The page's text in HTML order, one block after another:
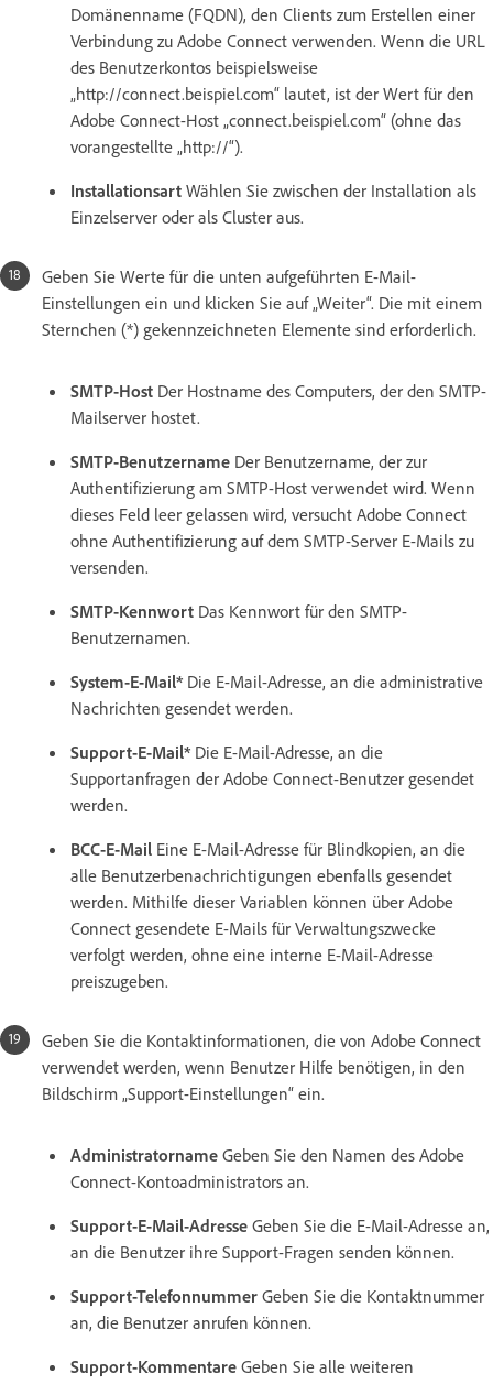
Domänenname (FQDN), den Clients zum Erstellen einer
Verbindung zu Adobe Connect verwenden. Wenn die URL
des Benutzerkontos beispielsweise
„http://connect.beispiel.com“ lautet, ist der Wert für den
Adobe Connect-Host „connect.beispiel.com“ (ohne das
vorangestellte „http://“).
Installationsart Wählen Sie zwischen der Installation als
Einzelserver oder als Cluster aus.
Geben Sie Werte für die unten aufgeführten E-Mail-
Einstellungen ein und klicken Sie auf „Weiter“. Die mit einem
Sternchen (*) gekennzeichneten Elemente sind erforderlich.
SMTP-Host Der Hostname des Computers, der den SMTP-
Mailserver hostet.
SMTP-Benutzername Der Benutzername, der zur
Authentifizierung am SMTP-Host verwendet wird. Wenn
dieses Feld leer gelassen wird, versucht Adobe Connect
ohne Authentifizierung auf dem SMTP-Server E-Mails zu
versenden.
SMTP-Kennwort Das Kennwort für den SMTP-
Benutzernamen.
System-E-Mail* Die E-Mail-Adresse, an die administrative
Nachrichten gesendet werden.
Support-E-Mail* Die E-Mail-Adresse, an die
Supportanfragen der Adobe Connect-Benutzer gesendet
werden.
BCC-E-Mail Eine E-Mail-Adresse für Blindkopien, an die
alle Benutzerbenachrichtigungen ebenfalls gesendet
werden. Mithilfe dieser Variablen können über Adobe
Connect gesendete E-Mails für Verwaltungszwecke
verfolgt werden, ohne eine interne E-Mail-Adresse
preiszugeben.
Geben Sie die Kontaktinformationen, die von Adobe Connect
verwendet werden, wenn Benutzer Hilfe benötigen, in den
Bildschirm „Support-Einstellungen“ ein.
Administratorname Geben Sie den Namen des Adobe
Connect-Kontoadministrators an.
Support-E-Mail-Adresse Geben Sie die E-Mail-Adresse an,
an die Benutzer ihre Support-Fragen senden können.
Support-Telefonnummer Geben Sie die Kontaktnummer
an, die Benutzer anrufen können.
Support-Kommentare Geben Sie alle weiteren